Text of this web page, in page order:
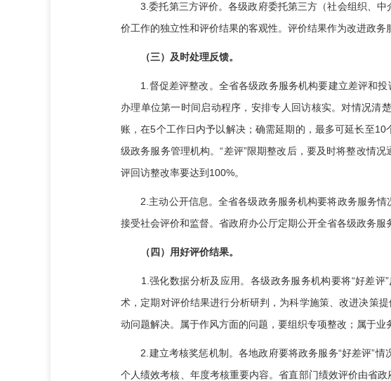
3.委托第三方评价。各级政府委托第三方（社会组织、中
价工作的独立性和评价结果的客观性。评价结果作为改进政务
（三）及时处理反馈。
1.督促差评整改。全省各级政务服务机构要建立差评和投
办理单位第一时间启动程序，安排专人回访核实。对情况清
账，在5个工作日内予以解决；确需延期的，最多可延长至
级政务服务管理机构。“差评”限期整改后，要及时将整改情
评回访整改率要达到100%。
2.主动公开信息。全省各级政务服务机构要将政务服务情
接受社会评价和监督。省政府办公厅定期公开全省各级政务服
（四）用好评价结果。
1.强化数据分析及应用。各级政务服务机构要将“好差评”
术，定期对评价结果进行分析研判，为科学施策、改进决策
动问题解决。属于作风方面的问题，要组织专项整改；属于业
2.建立考核奖惩机制。各地政府要将政务服务“好差评”情
个人绩效考核、年度考核重要内容。省直部门绩效评价由省